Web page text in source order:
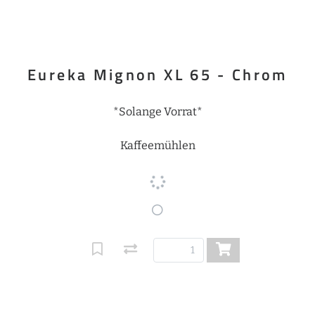
Eureka Mignon XL 65 - Chrom
*Solange Vorrat*
Kaffeemühlen